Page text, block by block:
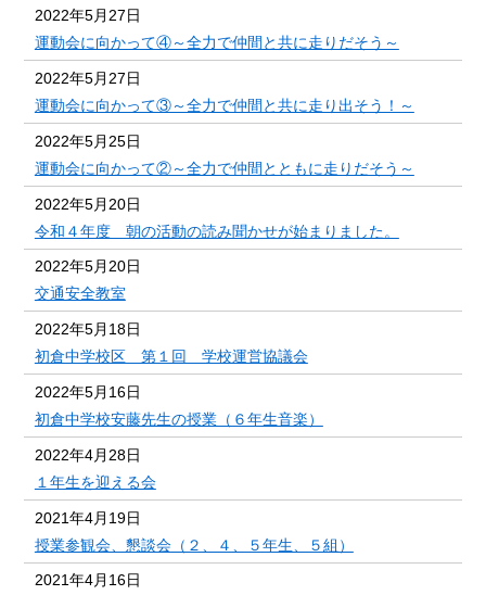
2022年5月27日
運動会に向かって④～全力で仲間と共に走りだそう～
2022年5月27日
運動会に向かって③～全力で仲間と共に走り出そう！～
2022年5月25日
運動会に向かって②～全力で仲間とともに走りだそう～
2022年5月20日
令和４年度 朝の活動の読み聞かせが始まりました。
2022年5月20日
交通安全教室
2022年5月18日
初倉中学校区 第１回 学校運営協議会
2022年5月16日
初倉中学校安藤先生の授業（６年生音楽）
2022年4月28日
１年生を迎える会
2021年4月19日
授業参観会、懇談会（２、４、５年生、５組）
2021年4月16日